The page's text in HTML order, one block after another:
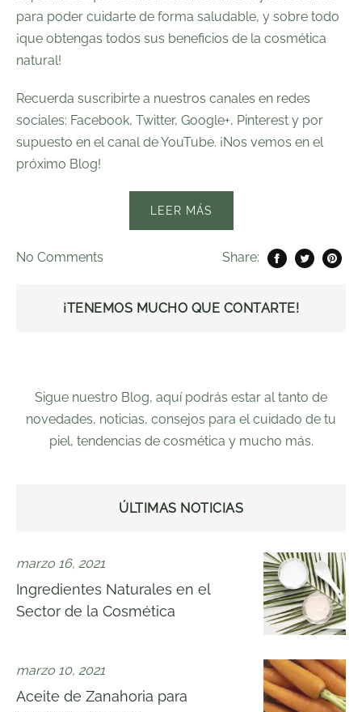
para poder cuidarte de forma saludable, y sobre todo
¡que obtengas todos sus beneficios de la cosmética
natural!
Recuerda suscribirte a nuestros canales en redes
sociales: Facebook, Twitter, Google+, Pinterest y por
supuesto en el canal deYouTube. ¡Nos vemos en el
próximo Blog!
LEER MÁS
No Comments Share:
¡TENEMOS MUCHO QUE CONTARTE!
Sigue nuestro Blog, aquí podrás estar al tanto de
novedades, noticias, consejos para el cuidado de tu
piel, tendencias de cosmética y mucho más.
ÚLTIMAS NOTICIAS
marzo 16, 2021
Ingredientes Naturales en el
Sector de la Cosmética
marzo 10, 2021
Aceite de Zanahoria para